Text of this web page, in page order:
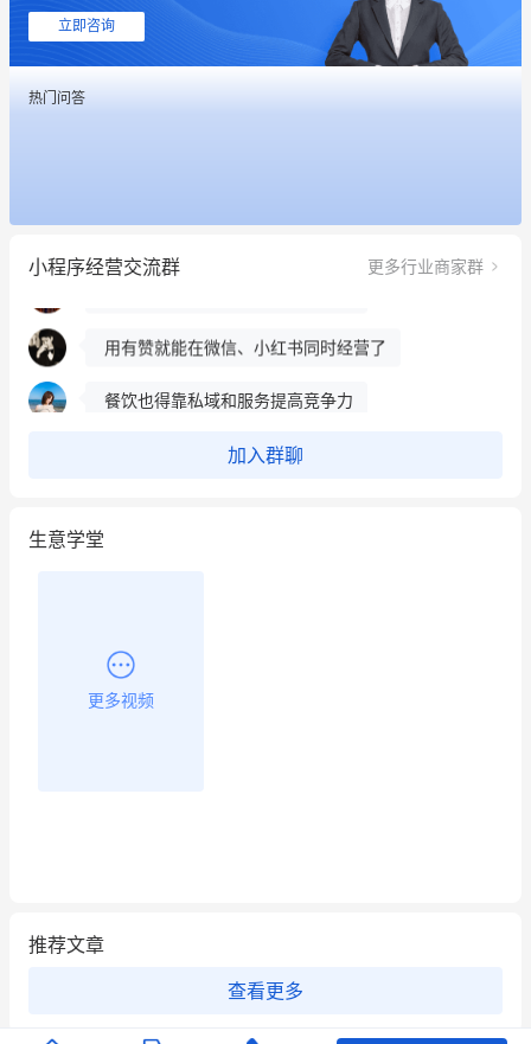
立即咨询
热门问答
小程序经营交流群 更多行业商家群
这个营销策划案例推荐大家看一下
用有赞就能在微信、小红书同时经营了
冰墩墩货源充足需要的联系我
这个营销策划案例推荐大家看一下
加入群聊
生意学堂
更多视频
推荐文章
查看更多